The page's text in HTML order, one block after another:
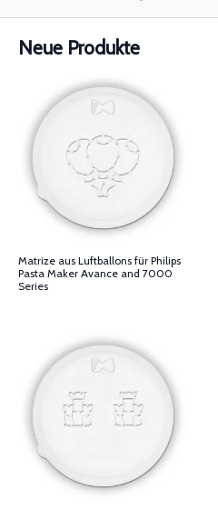
Neue Produkte
Matrize aus Luftballons für Philips
Pasta Maker Avance and 7000
Series